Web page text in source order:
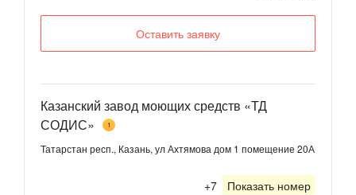
Оставить заявку
Казанский завод моющих средств «ТД
СОДИС»
1
Татарстан респ., Казань, ул Ахтямова дом 1 помещение 20А
+7 Показать номер